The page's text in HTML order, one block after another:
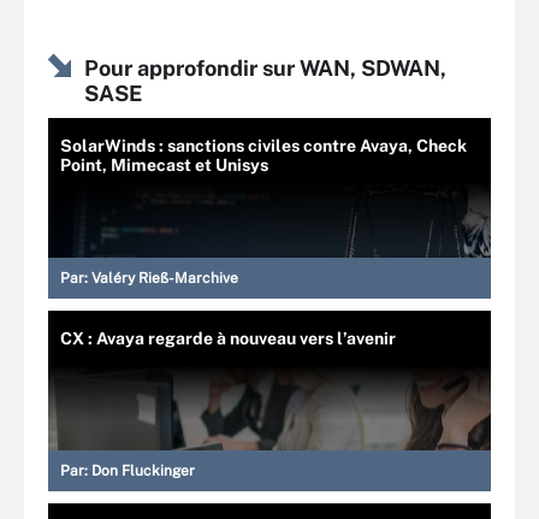
Pour approfondir sur WAN, SDWAN,
SASE
SolarWinds : sanctions civiles contre Avaya, Check
Point, Mimecast et Unisys
Par: Valéry Rieß-Marchive
CX : Avaya regarde à nouveau vers l’avenir
Par: Don Fluckinger